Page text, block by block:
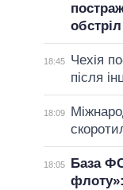
18:45
Чехія
після
18:09
18:05
База